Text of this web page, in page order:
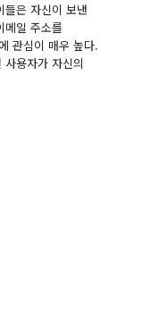
은 자신이 보낸
메일 주소를
관심이 매우 높다.
용자가 자신의